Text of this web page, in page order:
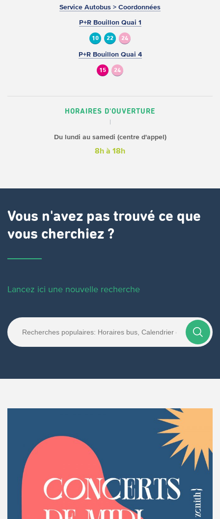
Service Autobus > Coordonnées
P+R Bouillon Quai 1
10 22 24
P+R Bouillon Quai 4
15 24
HORAIRES D'OUVERTURE
Du lundi au samedi (centre d'appel)
8h à 18h
Vous n'avez pas trouvé ce que
vous cherchiez ?
Lancez ici une nouvelle recherche